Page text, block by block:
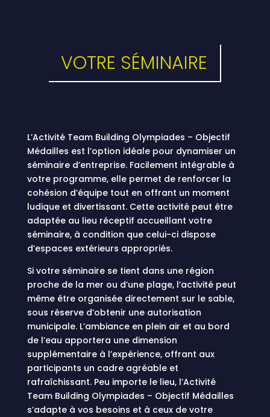
VOTRE SÉMINAIRE
L’Activité Team Building Olympiades – Objectif
Médailles est l’option idéale pour dynamiser un
séminaire d’entreprise. Facilement intégrable à
votre programme, elle permet de renforcer la
cohésion d’équipe tout en offrant un moment
ludique et divertissant. Cette activité peut être
adaptée au lieu réceptif accueillant votre
séminaire, à condition que celui-ci dispose
d’espaces extérieurs appropriés.
Si votre séminaire se tient dans une région
proche de la mer ou d’une plage, l’activité peut
même être organisée directement sur le sable,
sous réserve d’obtenir une autorisation
municipale. L’ambiance en plein air et au bord
de l’eau apportera une dimension
supplémentaire à l’expérience, offrant aux
participants un cadre agréable et
rafraîchissant. Peu importe le lieu, l’Activité
Team Building Olympiades – Objectif Médailles
s’adapte à vos besoins et à ceux de votre